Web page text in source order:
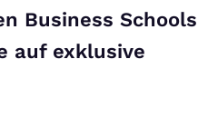
Business Schools
auf exklusive